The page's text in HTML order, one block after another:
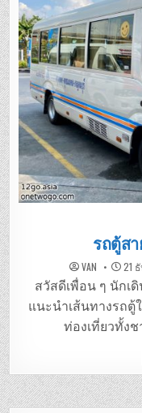
รถตู้ส
VAN 21
สวัสดีเพื่อน ๆ นักเ
แนะนำเส้นทางรถตู้
ท่องเที่ยวทั้ง